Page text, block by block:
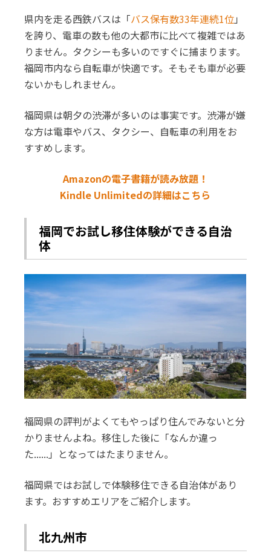
県内を走る西鉄バスは「バス保有数33年連続1位」
を誇り、電車の数も他の大都市に比べて複雑ではあ
りません。タクシーも多いのですぐに捕まります。
福岡市内なら自転車が快適です。そもそも車が必要
ないかもしれません。
福岡県は朝夕の渋滞が多いのは事実です。渋滞が嫌
な方は電車やバス、タクシー、自転車の利用をお
すすめします。
Amazonの電子書籍が読み放題！
Kindle Unlimitedの詳細はこちら
福岡でお試し移住体験ができる自治
体
福岡県の評判がよくてもやっぱり住んでみないと分
かりませんよね。移住した後に「なんか違っ
た......」となってはたまりません。
福岡県ではお試しで体験移住できる自治体があり
ます。おすすめエリアをご紹介します。
北九州市